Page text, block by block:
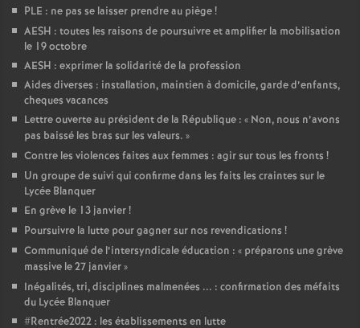
PLE : ne pas se laisser prendre au piège!
AESH : toutes les raisons de poursuivre et amplifier la mobilisation
le 19 octobre
AESH : exprimer la solidarité de la profession
Aides diverses : installation, maintien à domicile, garde d’enfants,
cheques vacances
Lettre ouverte au président de la République : « Non, nous n’avons
pas baissé les bras sur les valeurs. »
Contre les violences faites aux femmes : agir sur tous les fronts !
Un groupe de suivi qui confirme dans les faits les craintes sur le
Lycée Blanquer
En grève le 13 janvier!
Poursuivre la lutte pour gagner sur nos revendications !
Communiqué de l’intersyndicale éducation : « préparons une grève
massive le 27 janvier»
Inégalités, tri, disciplines malmenées ... : confirmation des méfaits
du Lycée Blanquer
#Rentrée2022 : les établissements en lutte